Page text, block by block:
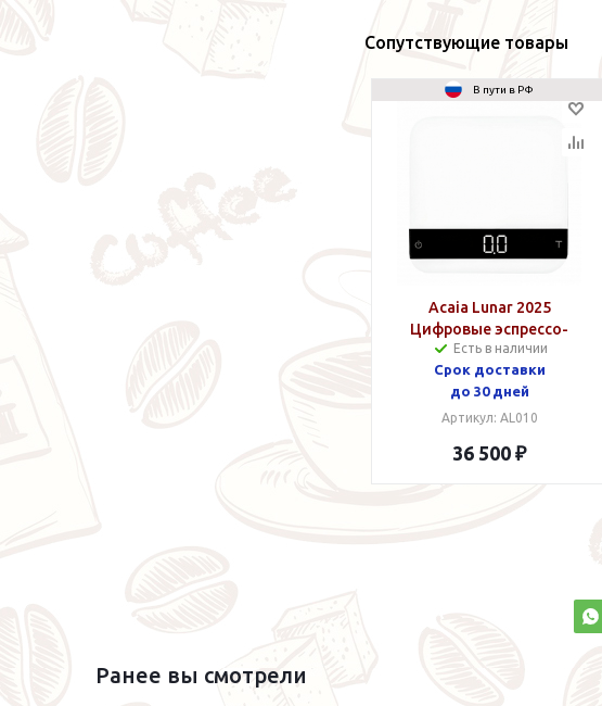
Сопутствующие товары
В пути в РФ
Acaia Lunar 2025
Цифровые эспрессо-
весы с Bluetooth Cool
White
Есть в наличии
Срок доставки
до 30 дней
Артикул: AL010
36 500 ₽
Ранее вы смотрели